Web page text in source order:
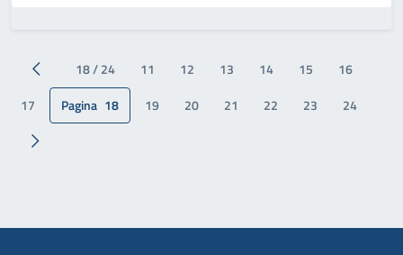
Pagina precedente
18 / 24 11 12 13 14 15
16
17
Pagina 18 19 20 21 22 23 24
Pagina successiva